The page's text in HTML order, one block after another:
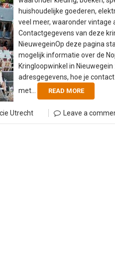
huishoudelijke goederen,
veel meer, waaronder vintage
Contactgegevens van deze
NieuwegeinOp deze pagina
mogelijk informatie over de
Kringloopwinkel in Nieuwegein
adresgegevens, hoe je
met...
READ MORE
Utrecht Leave a